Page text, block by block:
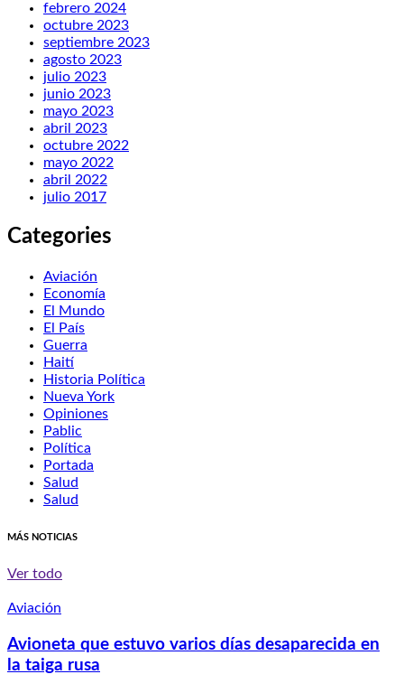
febrero 2024
octubre 2023
septiembre 2023
agosto 2023
julio 2023
junio 2023
mayo 2023
abril 2023
octubre 2022
mayo 2022
abril 2022
julio 2017
Categories
Aviación
Economía
El Mundo
El País
Guerra
Haití
Historia Política
Nueva York
Opiniones
Pablic
Política
Portada
Salud
Salud
MÁS NOTICIAS
Ver todo
Aviación
Avioneta que estuvo varios días desaparecida en
la taiga rusa